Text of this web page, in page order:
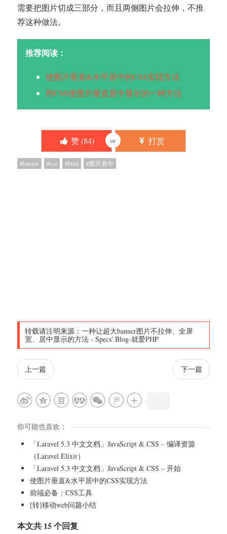
需要把图片切成三部分，而且两侧图片会拉伸，不推
荐这种做法。
推荐阅读：
使图片垂直&水平居中的CSS实现方法
用CSS使图片垂直居中显示的一种方法
赞 (84) or 打赏
banner css html 图片居中
转载请注明来源： 一种让超大banner图片不拉伸、全屏
宽、居中显示的方法 - Specs' Blog-就爱PHP
上一篇 下一篇
你可能也喜欢：
「Laravel 5.3 中文文档」JavaScript & CSS – 编译资源
（Laravel Elixir）
「Laravel 5.3 中文文档」JavaScript & CSS – 开始
使图片垂直&水平居中的CSS实现方法
前端必备：CSS工具
[转]移动web问题小结
本文共 15 个回复